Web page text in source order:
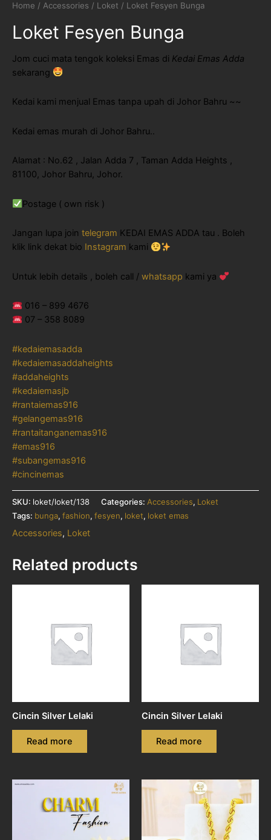
Home / Accessories / Loket / Loket Fesyen Bunga
Loket Fesyen Bunga
Jom cuci mata tengok koleksi Emas di Kedai Emas Adda
sekarang
Kedai kami menjual Emas tanpa upah di Johor Bahru ~~
Kedai emas murah di Johor Bahru..
Alamat : No.62 , Jalan Adda 7 , Taman Adda Heights ,
81100, Johor Bahru, Johor.
Postage ( own risk )
Jangan lupa join telegram KEDAI EMAS ADDA tau . Boleh
klik link dekat bio Instagram kami
Untuk lebih details , boleh call / whatsapp kami ya
016 – 899 4676
07 – 358 8089
#kedaiemasadda
#kedaiemasaddaheights
#addaheights
#kedaiemasjb
#rantaiemas916
#gelangemas916
#rantaitanganemas916
#emas916
#subangemas916
#cincinemas
SKU: loket/loket/138 Categories: Accessories, Loket
Tags: bunga, fashion, fesyen, loket, loket emas
Accessories, Loket
Related products
Cincin Silver Lelaki
Read more
Cincin Silver Lelaki
Read more